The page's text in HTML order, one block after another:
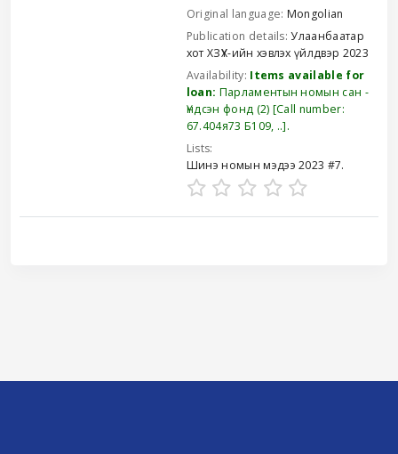
Original language: Mongolian
Publication details:Улаанбаатар
хот ХЗҮХ-ийн хэвлэх үйлдвэр 2023
Availability: Items available for
loan: Парламентын номын сан -
Үндсэн фонд (2) Call number:
67.404я73 Б109, .. .
Lists:
Шинэ номын мэдээ 2023 #7.